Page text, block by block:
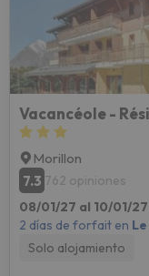
Vacancéole -
Morillon
7.3 762 opiniones
08/01/27 al 10/01/27
2 días de forfait en
Solo alojamiento